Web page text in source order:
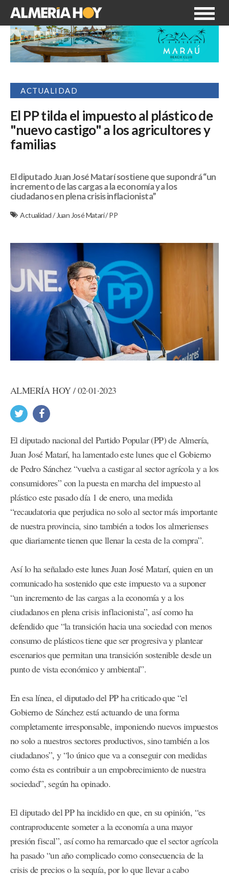
ACTUALIDAD
El PP tilda el impuesto al plástico de
"nuevo castigo" a los agricultores y
familias
El diputado Juan José Matarí sostiene que supondrá “un
incremento de las cargas a la economía y a los
ciudadanos en plena crisis inflacionista”
Actualidad/ Juan José Matarí/PP
ALMERÍA HOY / 02·01·2023
El diputado nacional del Partido Popular (PP) de Almería,
Juan José Matarí, ha lamentado este lunes que el Gobierno
de Pedro Sánchez “vuelva a castigar al sector agrícola y a los
consumidores” con la puesta en marcha del impuesto al
plástico este pasado día 1 de enero, una medida
“recaudatoria que perjudica no solo al sector más importante
de nuestra provincia, sino también a todos los almerienses
que diariamente tienen que llenar la cesta de la compra”.
Así lo ha señalado este lunes Juan José Matarí, quien en un
comunicado ha sostenido que este impuesto va a suponer
“un incremento de las cargas a la economía y a los
ciudadanos en plena crisis inflacionista”, así como ha
defendido que “la transición hacia una sociedad con menos
consumo de plásticos tiene que ser progresiva y plantear
escenarios que permitan una transición sostenible desde un
punto de vista económico y ambiental”.
En esa línea, el diputado del PP ha criticado que “el
Gobierno de Sánchez está actuando de una forma
completamente irresponsable, imponiendo nuevos impuestos
no solo a nuestros sectores productivos, sino también a los
ciudadanos”, y “lo único que va a conseguir con medidas
como ésta es contribuir a un empobrecimiento de nuestra
sociedad”, según ha opinado.
El diputado del PP ha incidido en que, en su opinión, “es
contraproducente someter a la economía a una mayor
presión fiscal”, así como ha remarcado que el sector agrícola
ha pasado “un año complicado como consecuencia de la
crisis de precios o la sequía, por lo que llevar a cabo